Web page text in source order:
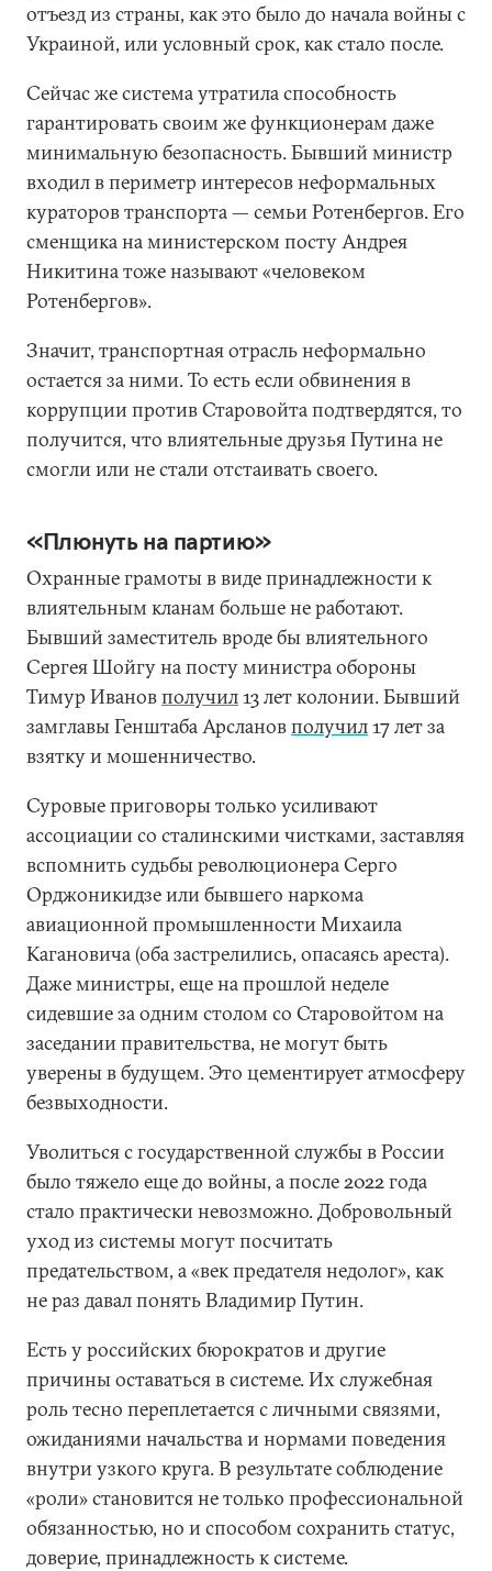
отъезд из страны, как это было до начала войны с
Украиной, или условный срок, как стало после.
Сейчас же система утратила способность
гарантировать своим же функционерам даже
минимальную безопасность. Бывший министр
входил в периметр интересов неформальных
кураторов транспорта — семьи Ротенбергов. Его
сменщика на министерском посту Андрея
Никитина тоже называют «человеком
Ротенбергов».
Значит, транспортная отрасль неформально
остается за ними. То есть если обвинения в
коррупции против Старовойта подтвердятся, то
получится, что влиятельные друзья Путина не
смогли или не стали отстаивать своего.
«Плюнуть на партию»
Охранные грамоты в виде принадлежности к
влиятельным кланам больше не работают.
Бывший заместитель вроде бы влиятельного
Сергея Шойгу на посту министра обороны
Тимур Ивановполучил13 лет колонии. Бывший
замглавы Генштаба Арслановполучил17 лет за
взятку и мошенничество.
Суровые приговоры только усиливают
ассоциации со сталинскими чистками, заставляя
вспомнить судьбы революционера Серго
Орджоникидзе или бывшего наркома
авиационной промышленности Михаила
Кагановича (оба застрелились, опасаясь ареста).
Даже министры, еще на прошлой неделе
сидевшие за одним столом со Старовойтом на
заседании правительства, не могут быть
уверены в будущем. Это цементирует атмосферу
безвыходности.
Уволиться с государственной службы в России
было тяжело еще до войны, а после 2022 года
стало практически невозможно. Добровольный
уход из системы могут посчитать
предательством, а «век предателя недолог», как
не раз давал понять Владимир Путин.
Есть у российских бюрократов и другие
причины оставаться в системе. Их служебная
роль тесно переплетается с личными связями,
ожиданиями начальства и нормами поведения
внутри узкого круга. В результате соблюдение
«роли» становится не только профессиональной
обязанностью, но и способом сохранить статус,
доверие, принадлежность к системе.